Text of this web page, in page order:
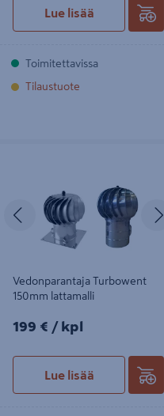
Lue lisää
Toimitettavissa
Tilaustuote
Edellinen
Vedonparantaja Turbowent
150mm lattamalli
199€/kpl
199 € / kpl
Lue lisää